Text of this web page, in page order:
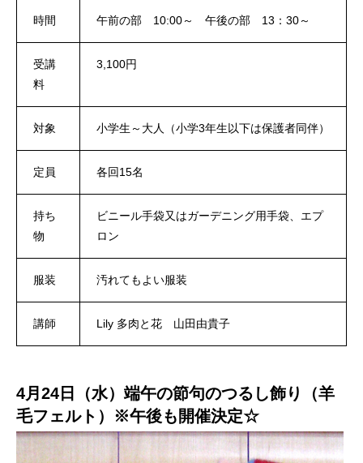
時間 午前の部 10:00～ 午後の部 13：30～
受講
料
3,100円
対象 小学生～大人（小学3年生以下は保護者同伴）
定員 各回15名
持ち
物
ビニール手袋又はガーデニング用手袋、エプ
ロン
服装 汚れてもよい服装
講師 Lily 多肉と花 山田由貴子
4月24日（水）端午の節句のつるし飾り（羊
毛フェルト）※午後も開催決定☆